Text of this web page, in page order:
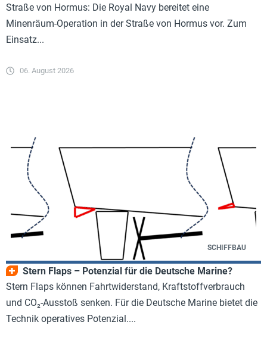
Straße von Hormus: Die Royal Navy bereitet eine
Minenräum-Operation in der Straße von Hormus vor. Zum
Einsatz...
06. August 2026
SCHIFFBAU
Stern Flaps – Potenzial für die Deutsche Marine?
Stern Flaps können Fahrtwiderstand, Kraftstoffverbrauch
und CO₂-Ausstoß senken. Für die Deutsche Marine bietet die
Technik operatives Potenzial....